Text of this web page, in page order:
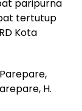
paripurna
tertutup
Kota
H.